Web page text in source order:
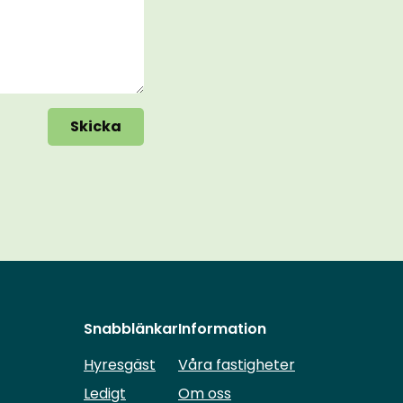
Skicka
Snabblänkar
Hyresgäst
Ledigt
Information
Våra fastigheter
Om oss